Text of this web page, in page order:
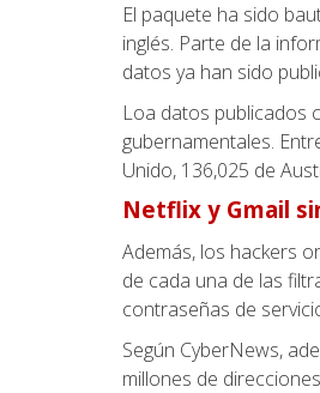
El paquete ha sido
inglés. Parte de la
datos ya han sido
Loa datos publicados
gubernamentales.
Unido, 136,025 de
Netflix y Gmail
Además, los hackers
de cada una de las
contraseñas de
Según CyberNews,
millones de